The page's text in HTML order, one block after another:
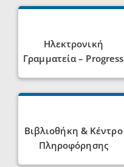
Ηλεκτρονική
Γραμματεία – Progress
Βιβλιοθήκη & Κέντρο
Πληροφόρησης